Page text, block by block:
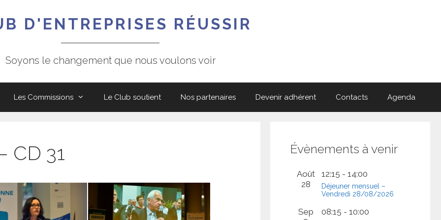
D'ENTREPRISES RÉUSSIR
Soyons le changement que nous voulons voir
Les Commissions Le Club soutient Nos partenaires Devenir adhérent Contacts Agenda
CD 31 Évènements à venir
Août
28
12:15 - 14:00
Déjeuner mensuel –
Vendredi 28/08/2026
Sep
08:15 - 10:00